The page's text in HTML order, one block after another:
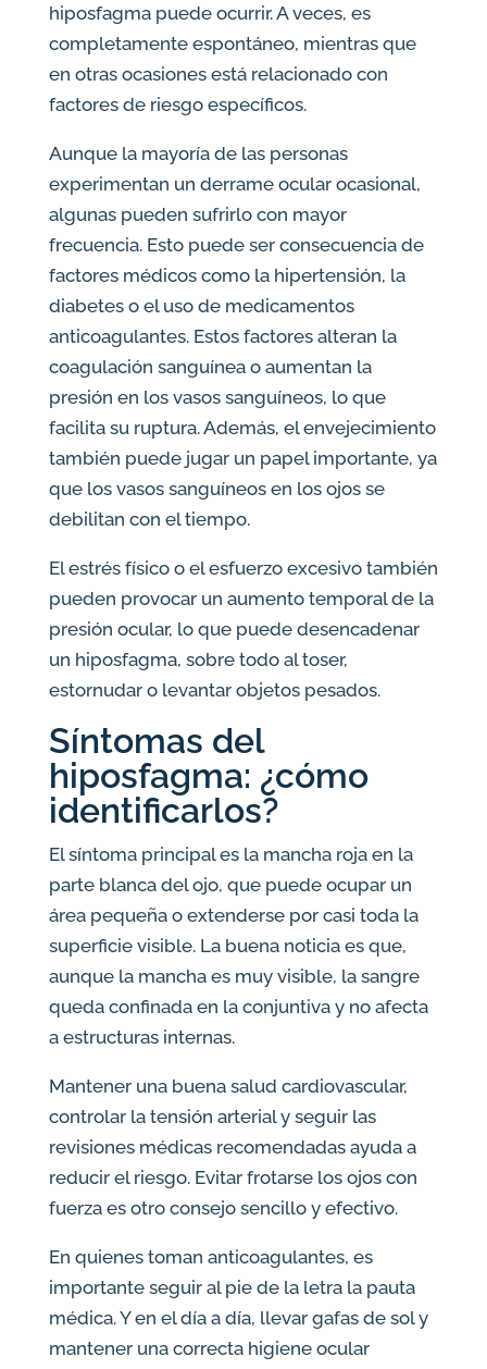
hiposfagma puede ocurrir. A veces, es
completamente espontáneo, mientras que
en otras ocasiones está relacionado con
factores de riesgo específicos.
Aunque la mayoría de las personas
experimentan un derrame ocular ocasional,
algunas pueden sufrirlo con mayor
frecuencia. Esto puede ser consecuencia de
factores médicos como la hipertensión, la
diabetes o el uso de medicamentos
anticoagulantes. Estos factores alteran la
coagulación sanguínea o aumentan la
presión en los vasos sanguíneos, lo que
facilita su ruptura. Además, el envejecimiento
también puede jugar un papel importante, ya
que los vasos sanguíneos en los ojos se
debilitan con el tiempo.
El estrés físico o el esfuerzo excesivo también
pueden provocar un aumento temporal de la
presión ocular, lo que puede desencadenar
un hiposfagma, sobre todo al toser,
estornudar o levantar objetos pesados.
Síntomas del
hiposfagma: ¿cómo
identificarlos?
El síntoma principal es la mancha roja en la
parte blanca del ojo, que puede ocupar un
área pequeña o extenderse por casi toda la
superficie visible. La buena noticia es que,
aunque la mancha es muy visible, la sangre
queda confinada en la conjuntiva y no afecta
a estructuras internas.
Mantener una buena salud cardiovascular,
controlar la tensión arterial y seguir las
revisiones médicas recomendadas ayuda a
reducir el riesgo. Evitar frotarse los ojos con
fuerza es otro consejo sencillo y efectivo.
En quienes toman anticoagulantes, es
importante seguir al pie de la letra la pauta
médica. Y en el día a día, llevar gafas de sol y
mantener una correcta higiene ocular